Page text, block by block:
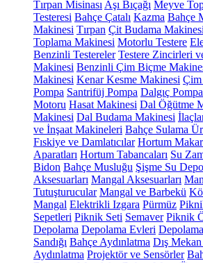
Tırpan Misinası Aşı Bıçağı Meyve
Testeresi Bahçe Çatalı Kazma Bahçe
Makinesi Tırpan Çit Budama Makinesi
Toplama Makinesi Motorlu Testere
Benzinli Testereler Testere Zincirleri
Makinesi Benzinli Çim Biçme
Makinesi Kenar Kesme Makinesi Çim
Pompa Santrifüj Pompa Dalgıç
Motoru Hasat Makinesi Dal Öğütme
Makinesi Dal Budama Makinesi
ve İnşaat Makineleri Bahçe Sulama
Fıskiye ve Damlatıcılar Hortum
Aparatları Hortum Tabancaları Su
Bidon Bahçe Musluğu Şişme Su
Aksesuarları Mangal Aksesuarları
Tutuşturucular Mangal ve Barbekü
Mangal Elektrikli Izgara Pürmüz
Sepetleri Piknik Seti Semaver Piknik
Depolama Depolama Evleri
Sandığı Bahçe Aydınlatma Dış
Aydınlatma Projektör ve Sensörler